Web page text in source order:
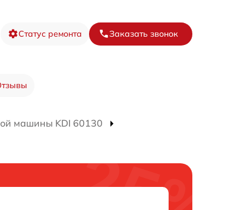
Статус ремонта Заказать звонок
машины KDI 60130